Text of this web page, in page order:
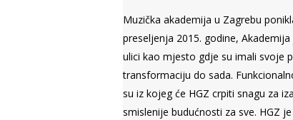
Muzička akademija u Zagrebu
preseljenja 2015. godine,
ulici kao mjesto gdje su imali svoje
transformaciju do sada.
su iz kojeg će HGZ crpiti snagu za
smislenije budućnosti za sve. HGZ